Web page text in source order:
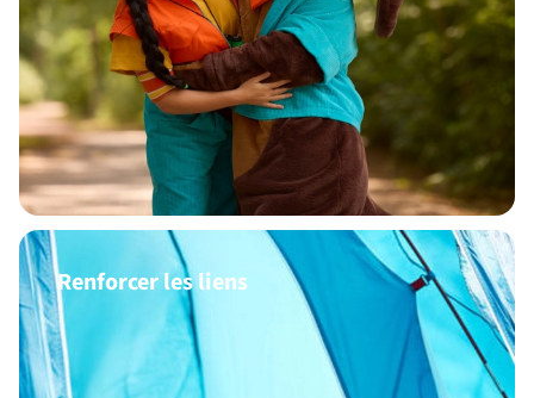
Renforcer les liens